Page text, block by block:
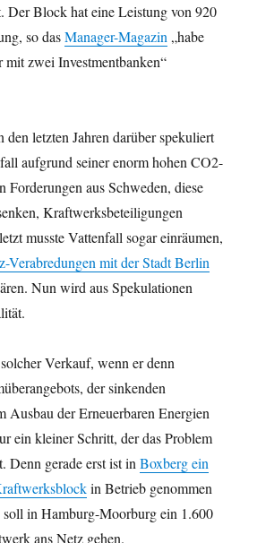
Der Block hat eine Leistung von 920
so dasManager-Magazin „habe
mit zwei Investmentbanken“
letzten Jahren darüber spekuliert
aufgrund seiner enorm hohen CO2-
Forderungen aus Schweden, diese
Kraftwerksbeteiligungen
musste Vattenfall sogar einräumen,
Verabredungen mit der Stadt Berlin
Nun wird aus Spekulationen
Verkauf, wenn er denn
der sinkenden
Ausbau der Erneuerbaren Energien
ein kleiner Schritt, der das Problem
Denn gerade erst ist inBoxberg ein
in Betrieb genommen
in Hamburg-Moorburg ein 1.600
ans Netz gehen.